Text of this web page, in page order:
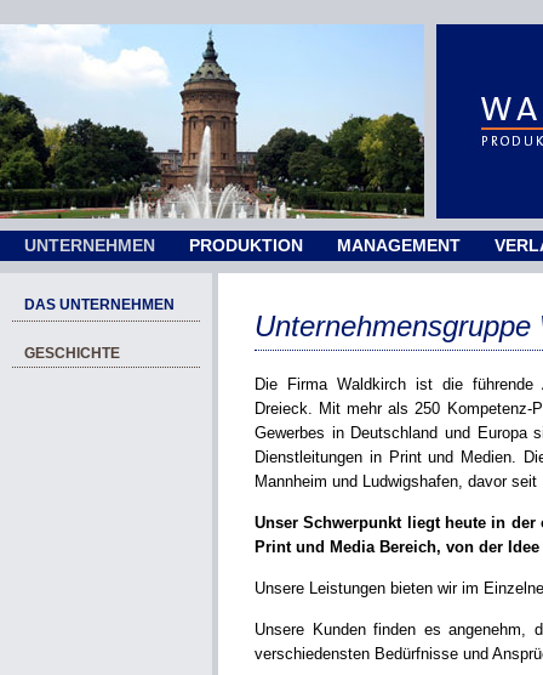
UNTERNEHMEN PRODUKTION MANAGEMENT
DAS UNTERNEHMEN
GESCHICHTE
Unternehmensgruppe
Die Firma Waldkirch ist die führende
Dreieck. Mit mehr als 250 Kompetenz-
Gewerbes in Deutschland und Europa
Dienstleitungen in Print und Medien.
Mannheim und Ludwigshafen, davor
Unser Schwerpunkt liegt heute in
Print und Media Bereich, von der
Unsere Leistungen bieten wir im
Unsere Kunden finden es angenehm,
verschiedensten Bedürfnisse und